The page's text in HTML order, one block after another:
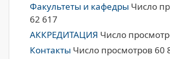
Факультеты и кафедры Число
62 617
АККРЕДИТАЦИЯ Число
Контакты Число просмотров 60